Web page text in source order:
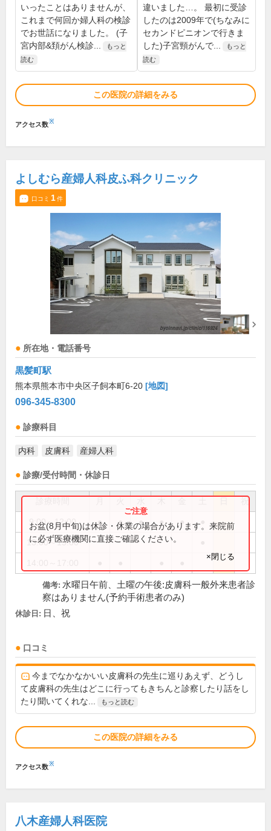
いったことはありませんが、
これまで何回か婦人科の検診
でお世話になりました。 (子
宮内部&頚がん検診...
もっと
読む
違いました…。 最初に受診
したのは2009年で(ちなみに
セカンドピニオンで行きま
した)子宮頸がんで...
もっと
読む
この医院の詳細をみる
アクセス数※
よしむら産婦人科皮ふ科クリニック
口コミ 1件
所在地・電話番号
黒髪町駅
熊本県熊本市中央区子飼本町6-20 [地図]
096-345-8300
診療科目
内科 皮膚科 産婦人科
診療/受付時間・休診日
祝
9:00～12:00 ● ● ● ● ●
13:00～15:00
お盆(8月中旬)は休診・休業の場合があります。来院前
に必ず医療機関に直接ご確認ください。
×閉じる
備考: 水曜日午前、土曜の午後:皮膚科一般外来患者診
察はありません(予約手術患者のみ)
休診日: 日、祝
口コミ
今までなかなかいい皮膚科の先生に巡りあえず、どうし
て皮膚科の先生はどこに行ってもきちんと診察したり話をし
たり聞いてくれな...
もっと読む
この医院の詳細をみる
アクセス数※
八木産婦人科医院